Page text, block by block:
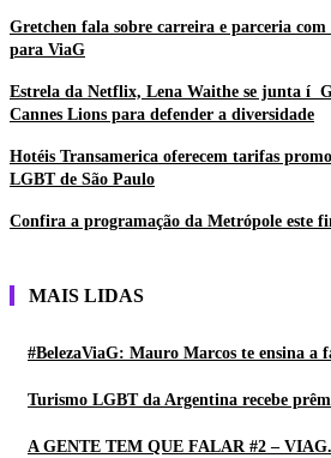
Gretchen fala sobre carreira e parceria
para ViaG
Estrela da Netflix, Lena Waithe se junta í
Cannes Lions para defender a diversidade
Hotéis Transamerica oferecem tarifas
LGBT de São Paulo
Confira a programação da Metrópole este
MAIS LIDAS
#BelezaViaG: Mauro Marcos te ensina a
Turismo LGBT da Argentina recebe
A GENTE TEM QUE FALAR #2 –